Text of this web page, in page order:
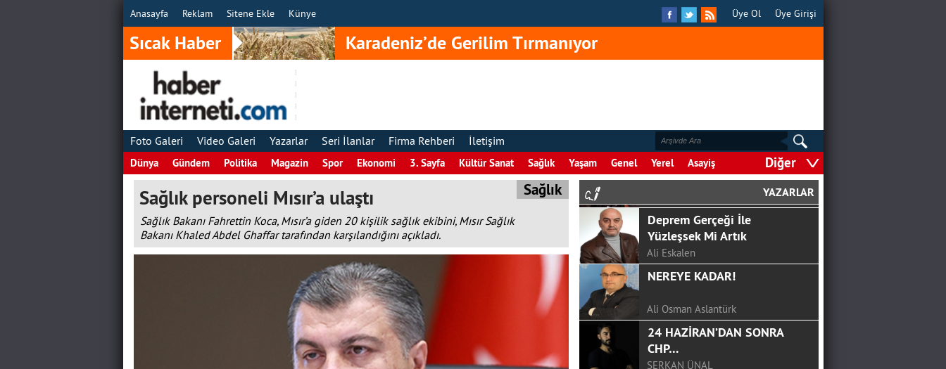
Anasayfa Reklam Sitene Ekle Künye Üye Ol Üye Girişi
Sıcak Haber Karadeniz’de Gerilim Tırmanıyor
Foto Galeri Video Galeri Yazarlar Seri İlanlar Firma Rehberi İletişim
Dünya Gündem Politika Magazin Spor Ekonomi 3. Sayfa Kültür Sanat Sağlık Yaşam Genel Yerel Asayiş Diğer
Sağlık
Sağlık personeli Mısır’a ulaştı
Sağlık Bakanı Fahrettin Koca, Mısır’a giden 20 kişilik sağlık ekibini, Mısır Sağlık
Bakanı Khaled Abdel Ghaffar tarafından karşılandığını açıkladı.
YAZARLAR
GÖRGEL, TOPTAŞ VE OKAY?
F.ALPER GÜLTEPE
COVİD-19 SÜRECİNDE
Şule Hasıl
Deprem Gerçeği İle
Yüzleşsek Mi Artık
Ali Eskalen